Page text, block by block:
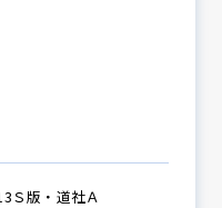
ス
ル
Ｓ版・道社Ａ